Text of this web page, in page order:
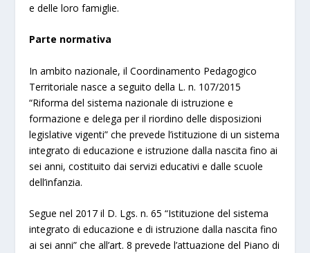
e delle loro famiglie.
Parte normativa
In ambito nazionale, il Coordinamento Pedagogico
Territoriale nasce a seguito della L. n. 107/2015
“Riforma del sistema nazionale di istruzione e
formazione e delega per il riordino delle disposizioni
legislative vigenti” che prevede l’istituzione di un sistema
integrato di educazione e istruzione dalla nascita fino ai
sei anni, costituito dai servizi educativi e dalle scuole
dell’infanzia.
Segue nel 2017 il D. Lgs. n. 65 “Istituzione del sistema
integrato di educazione e di istruzione dalla nascita fino
ai sei anni” che all’art. 8 prevede l’attuazione del Piano di